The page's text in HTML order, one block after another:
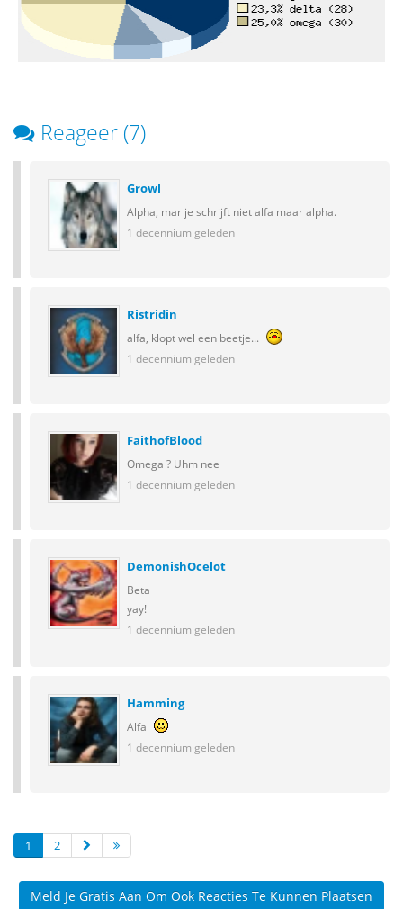
Reageer (7)
Growl
Alpha, mar je schrijft niet alfa maar alpha.
1 decennium geleden
Ristridin
alfa, klopt wel een beetje...
1 decennium geleden
FaithofBlood
Omega ? Uhm nee
1 decennium geleden
DemonishOcelot
Beta
yay!
1 decennium geleden
Hamming
Alfa
1 decennium geleden
1 2
Meld Je Gratis Aan Om Ook Reacties Te Kunnen Plaatsen